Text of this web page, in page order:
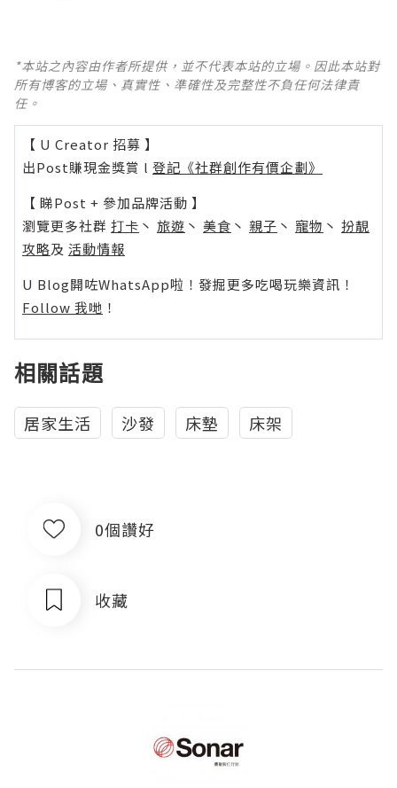
*本站之內容由作者所提供，並不代表本站的立場。因此本站對
所有博客的立場、真實性、準確性及完整性不負任何法律責
任。
【 U Creator 招募 】
出Post賺現金獎賞 l 登記《社群創作有價企劃》
【 睇Post + 參加品牌活動 】
瀏覽更多社群 打卡 丶 旅遊 丶 美食 丶 親子 丶 寵物 丶 扮靚
攻略及 活動情報
U Blog開咗WhatsApp啦！發掘更多吃喝玩樂資訊！
Follow 我哋 ！
相關話題
居家生活 沙發 床墊 床架
0個讚好
收藏